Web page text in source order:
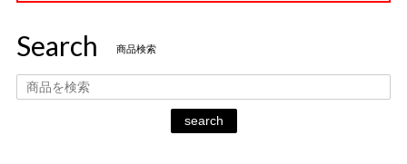
Search 商品検索
search